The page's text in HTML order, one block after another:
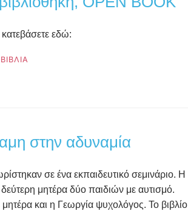
εδώ:
ΒΙΒΛΙΑ
στην αδυναμία
σε ένα εκπαιδευτικό σεμινάριο. Η
μητέρα δύο παιδιών με αυτισμό.
μητέρα και η Γεωργία ψυχολόγος. Το βιβλίο